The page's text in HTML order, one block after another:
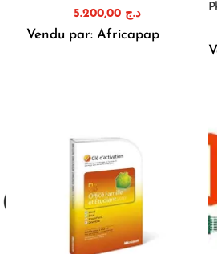
د.ج 5.200,00
Vendu par: Africapap